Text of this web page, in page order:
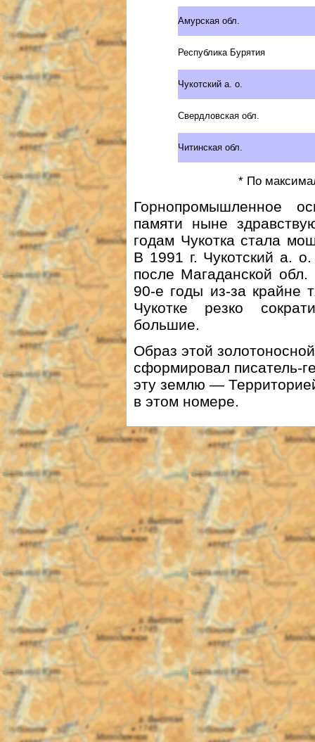
Амурская обл.
Республика Бурятия
Чукотский а. о.
Свердловская обл.
Читинская обл.
* По
Горнопромышленное
памяти ныне
годам Чукотка стала
В 1991 г. Чукотский а.
после Магаданской
90-е годы из-за крайне
Чукотке резко
большие.
Образ этой
сформировал писатель-
эту землю —
в этом номере.